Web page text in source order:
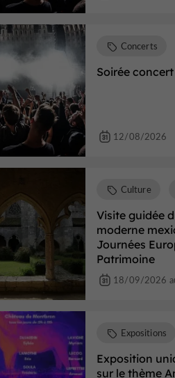
Soirée concert
Concerts
12/08/2026
Visite guidée
moderne
Journées
Patrimoine
Culture
18/09/2026
Exposition
sur le thème
Expositions